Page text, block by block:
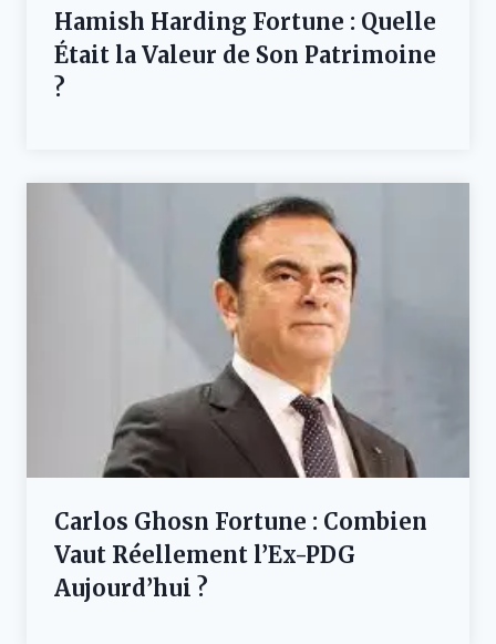
Hamish Harding Fortune : Quelle
Était la Valeur de Son Patrimoine
?
Carlos Ghosn Fortune : Combien
Vaut Réellement l’Ex-PDG
Aujourd’hui ?